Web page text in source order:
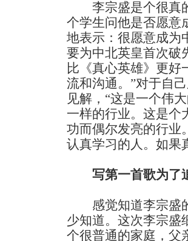
李宗盛是个很真的
个学生问他是否愿意
地表示：很愿意成为
要为中北英皇首次破
比《真心英雄》更好
流和沟通。”对于自
见解，“这是一个伟
一样的行业。这是个
功而偶尔发亮的行业
认真学习的人。如果
写第一首歌为了
感觉知道李宗盛的
少知道。这次李宗盛
个很普通的家庭，父